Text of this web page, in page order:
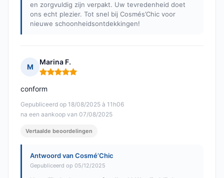
en zorgvuldig zijn verpakt. Uw tevredenheid doet
ons echt plezier. Tot snel bij Cosmés’Chic voor
nieuwe schoonheidsontdekkingen!
M
Marina F.
Opmerking: 5 van 5
Gepubliceerd op 18/08/2025 à 11h06
na een aankoop van 07/08/2025
conform
Vertaalde beoordelingen
Antwoord van Cosmé’Chic
Gepubliceerd op 05/12/2025